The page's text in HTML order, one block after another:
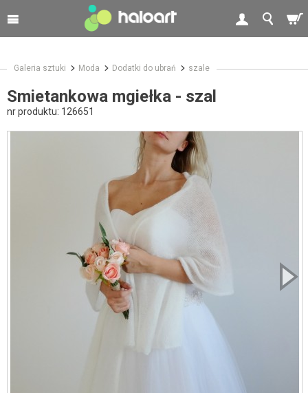
Galeria sztuki Moda Dodatki do ubrań szale
Smietankowa mgiełka - szal
nr produktu: 126651